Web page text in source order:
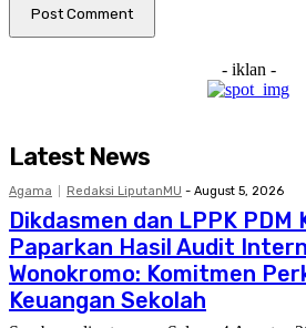
- iklan -
Latest News
Agama Redaksi LiputanMU - August 5, 2026
Dikdasmen dan LPPK PDM
Paparkan Hasil Audit
Wonokromo: Komitmen
Keuangan Sekolah